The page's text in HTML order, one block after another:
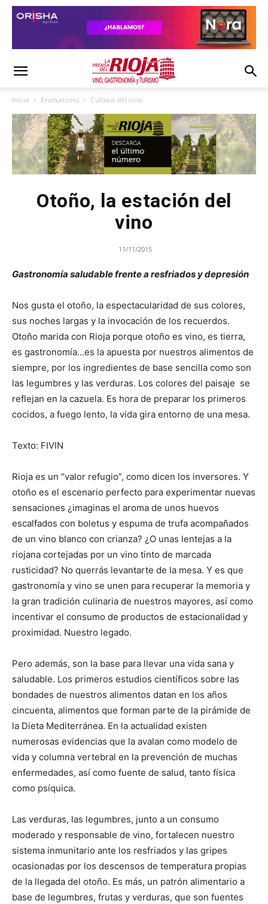
Inicio Enoturismo Cultura del vino
Otoño, la estación del
vino
11/11/2015
Gastronomía saludable frente a resfriados y depresión
Nos gusta el otoño, la espectacularidad de sus colores,
sus noches largas y la invocación de los recuerdos.
Otoño marida con Rioja porque otoño es vino, es tierra,
es gastronomía…es la apuesta por nuestros alimentos de
siempre, por los ingredientes de base sencilla como son
las legumbres y las verduras. Los colores del paisaje se
reflejan en la cazuela. Es hora de preparar los primeros
cocidos, a fuego lento, la vida gira entorno de una mesa.
Texto: FIVIN
Rioja es un “valor refugio”, como dicen los inversores. Y
otoño es el escenario perfecto para experimentar nuevas
sensaciones ¿imaginas el aroma de unos huevos
escalfados con boletus y espuma de trufa acompañados
de un vino blanco con crianza? ¿O unas lentejas a la
riojana cortejadas por un vino tinto de marcada
rusticidad? No querrás levantarte de la mesa. Y es que
gastronomía y vino se unen para recuperar la memoria y
la gran tradición culinaria de nuestros mayores, así como
incentivar el consumo de productos de estacionalidad y
proximidad. Nuestro legado.
Pero además, son la base para llevar una vida sana y
saludable. Los primeros estudios científicos sobre las
bondades de nuestros alimentos datan en los años
cincuenta, alimentos que forman parte de la pirámide de
la Dieta Mediterránea. En la actualidad existen
numerosas evidencias que la avalan como modelo de
vida y columna vertebral en la prevención de muchas
enfermedades, así como fuente de salud, tanto física
como psíquica.
Las verduras, las legumbres, junto a un consumo
moderado y responsable de vino, fortalecen nuestro
sistema inmunitario ante los resfriados y las gripes
ocasionadas por los descensos de temperatura propias
de la llegada del otoño. Es más, un patrón alimentario a
base de legumbres, frutas y verduras, que son fuentes